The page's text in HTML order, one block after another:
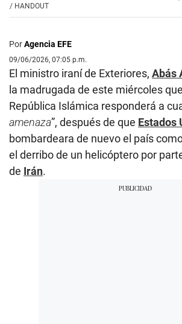
/ HANDOUT
PorAgencia EFE
09/06/2026, 07:05 p.m.
El ministro iraní de Exteriores, Abás
la madrugada de este miércoles
República Islámica responderá a
amenaza”, después de que Estados
bombardeara de nuevo el país
el derribo de un helicóptero por
de Irán.